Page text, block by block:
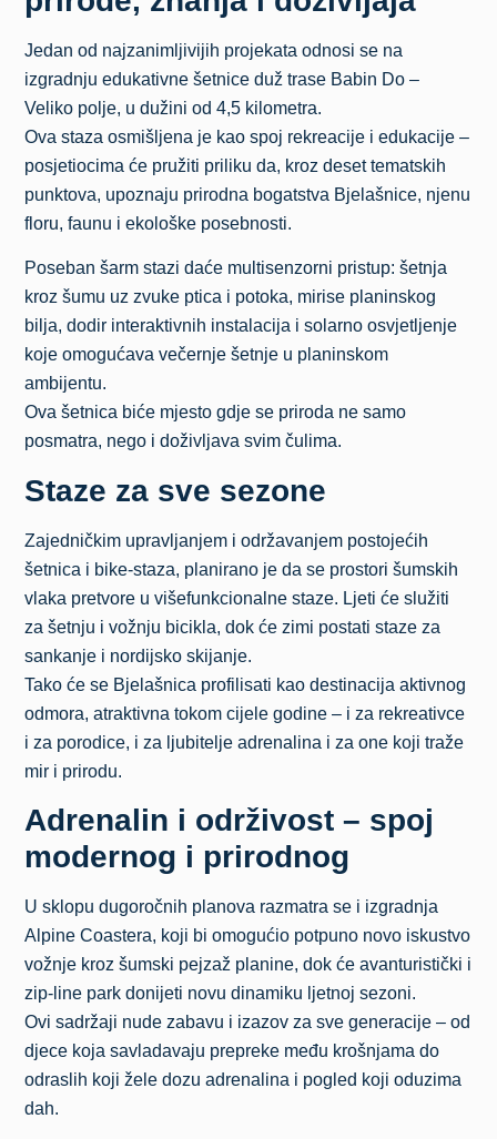
Jedan od najzanimljivijih projekata odnosi se na
izgradnju edukativne šetnice duž trase Babin Do –
Veliko polje, u dužini od 4,5 kilometra.
Ova staza osmišljena je kao spoj rekreacije i edukacije –
posjetiocima će pružiti priliku da, kroz deset tematskih
punktova, upoznaju prirodna bogatstva Bjelašnice, njenu
floru, faunu i ekološke posebnosti.
Poseban šarm stazi daće multisenzorni pristup: šetnja
kroz šumu uz zvuke ptica i potoka, mirise planinskog
bilja, dodir interaktivnih instalacija i solarno osvjetljenje
koje omogućava večernje šetnje u planinskom
ambijentu.
Ova šetnica biće mjesto gdje se priroda ne samo
posmatra, nego i doživljava svim čulima.
Staze za sve sezone
Zajedničkim upravljanjem i održavanjem postojećih
šetnica i bike-staza, planirano je da se prostori šumskih
vlaka pretvore u višefunkcionalne staze. Ljeti će služiti
za šetnju i vožnju bicikla, dok će zimi postati staze za
sankanje i nordijsko skijanje.
Tako će se Bjelašnica profilisati kao destinacija aktivnog
odmora, atraktivna tokom cijele godine – i za rekreativce
i za porodice, i za ljubitelje adrenalina i za one koji traže
mir i prirodu.
Adrenalin i održivost – spoj
modernog i prirodnog
U sklopu dugoročnih planova razmatra se i izgradnja
Alpine Coastera, koji bi omogućio potpuno novo iskustvo
vožnje kroz šumski pejzaž planine, dok će avanturistički i
zip-line park donijeti novu dinamiku ljetnoj sezoni.
Ovi sadržaji nude zabavu i izazov za sve generacije – od
djece koja savladavaju prepreke među krošnjama do
odraslih koji žele dozu adrenalina i pogled koji oduzima
dah.